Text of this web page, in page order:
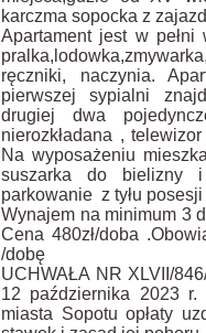
karczma sopocka z
Apartament jest w pełni
ręczniki, naczynia.
pierwszej sypialni
drugiej dwa
nierozkładana ,
Na wyposażeniu
suszarka do bielizny
parkowanie z tyłu
Wynajem na minimum 3
Cena 480zł/doba
/dobę
UCHWAŁA NR XLVII/
12 października 2023
miasta Sopotu opłaty